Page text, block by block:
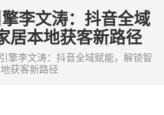
李文涛：抖音全域
居本地获客新路径
擎李文涛：抖音全域赋能，解锁智
获客新路径